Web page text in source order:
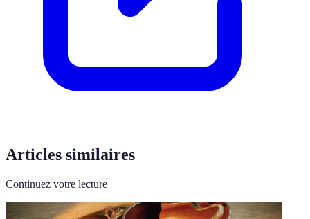
Articles similaires
Continuez votre lecture